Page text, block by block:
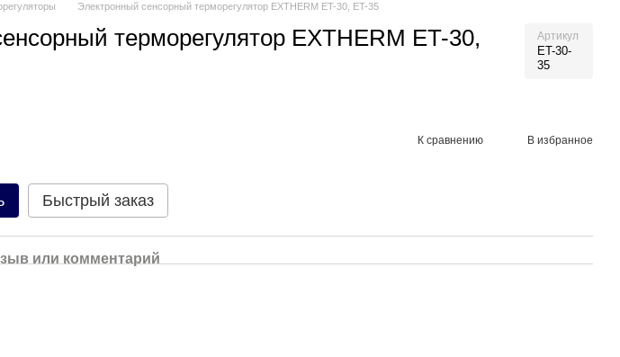
Электронный сенсорный терморегулятор EXTHERM ET-30, ET-35
терморегулятор EXTHERM ET-30,
Артикул
ET-30-
35
К сравнению В избранное
Быстрый заказ
или комментарий